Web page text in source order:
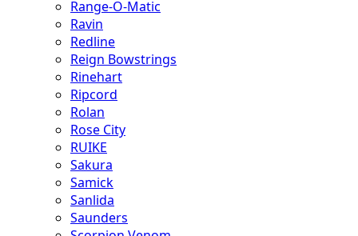
Range-O-Matic
Ravin
Redline
Reign Bowstrings
Rinehart
Ripcord
Rolan
Rose City
RUIKE
Sakura
Samick
Sanlida
Saunders